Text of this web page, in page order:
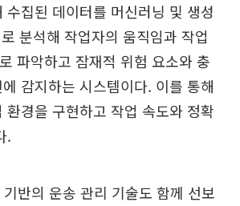
수집된 데이터를 머신러닝 및 생성
분석해 작업자의 움직임과 작업
파악하고 잠재적 위험 요소와 충
감지하는 시스템이다. 이를 통해
환경을 구현하고 작업 속도와 정확
.
반의 운송 관리 기술도 함께 선보